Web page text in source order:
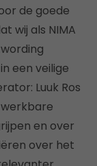
de goede
wij als NIMA
een veilige
Luuk Ros
en over
over het